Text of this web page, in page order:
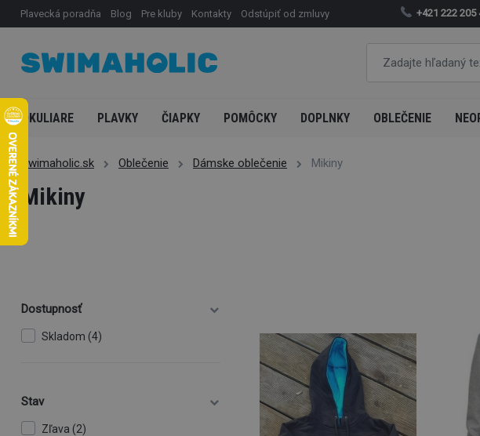
Plavecká poradňa Blog Pre kluby Kontakty Odstúpiť od zmluvy +421 222 205
OKULIARE PLAVKY ČIAPKY POMÔCKY DOPLNKY OBLEČENIE
Swimaholic.sk Oblečenie Dámske oblečenie Mikiny
Mikiny
Dostupnosť
Skladom (4)
Stav
Zľava (2)